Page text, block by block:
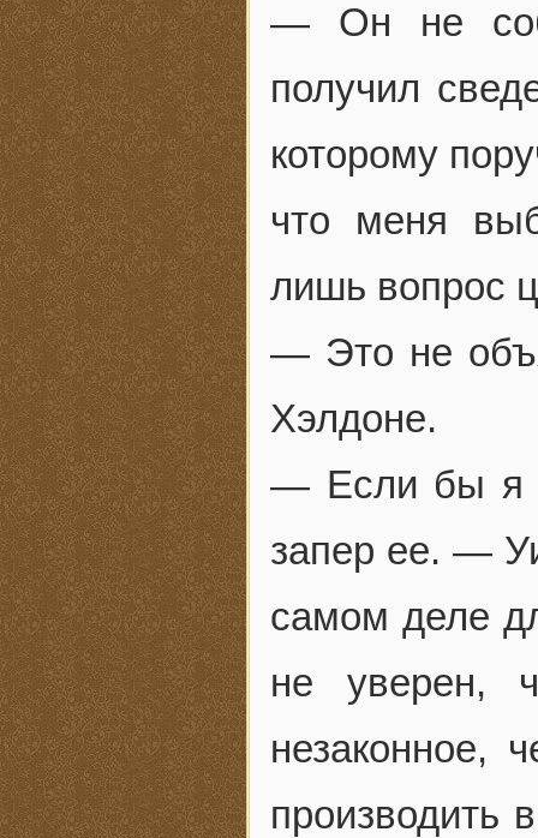
— Он не
получил
которому
что меня
лишь вопрос
— Это не
Хэлдоне.
— Если бы я
запер ее. —
самом деле
не уверен,
незаконное,
производить